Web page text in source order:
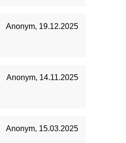
Anonym, 19.12.2025
Anonym, 14.11.2025
Anonym, 15.03.2025